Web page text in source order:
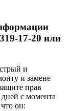
17-20 или
и
и замене
прав
дней с момента
он: